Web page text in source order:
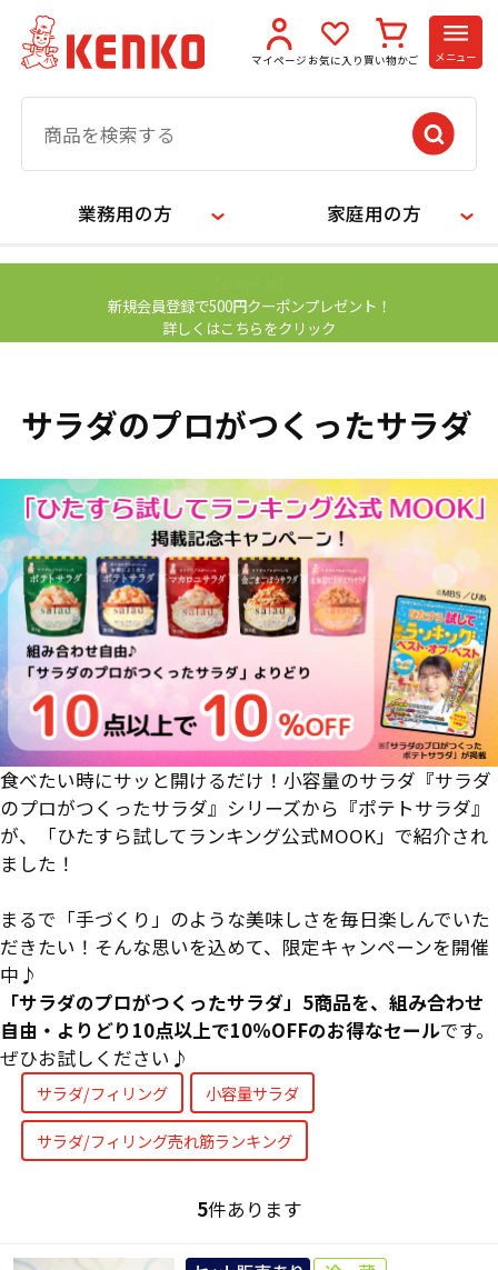
マイページ お気に入り 買い物かご メニュー
業務用の方 家庭用の方
新規会員登録で500円クーポンプレゼント！
詳しくはこちらをクリック
サラダのプロがつくったサラダ
食べたい時にサッと開けるだけ！小容量のサラダ『サラダ
のプロがつくったサラダ』シリーズから『ポテトサラダ』
が、「ひたすら試してランキング公式MOOK」で紹介され
ました！
まるで「手づくり」のような美味しさを毎日楽しんでいた
だきたい！そんな思いを込めて、限定キャンペーンを開催
中♪
「サラダのプロがつくったサラダ」5商品を、組み合わせ
自由・よりどり10点以上で10％OFFのお得なセールです。
ぜひお試しください♪
サラダ/フィリング 小容量サラダ
サラダ/フィリング売れ筋ランキング
5件あります